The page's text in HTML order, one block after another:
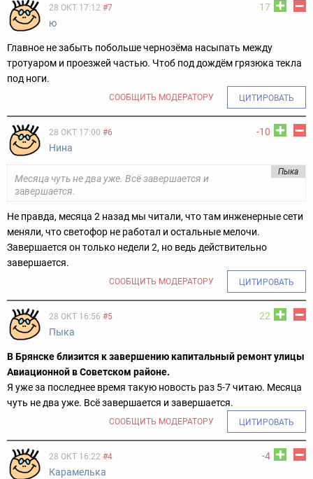
17
28 ОКТ 17:12 #7
ю
Главное не забыть побольше чернозёма насыпать между
тротуаром и проезжей частью. Чтоб под дождём грязюка текла
под ноги.
СООБЩИТЬ МОДЕРАТОРУ ЦИТИРОВАТЬ
-10
28 ОКТ 17:00 #6
Нина
Пыка
Месяца чуть не два уже. Всё завершается и
завершается.
Не правда, месяца 2 назад мы читали, что там инженерные сети
меняли, что светофор не работал и остальные мелочи.
Завершается он только недели 2, но ведь действительно
завершается.
СООБЩИТЬ МОДЕРАТОРУ ЦИТИРОВАТЬ
22
28 ОКТ 16:56 #5
Пыка
В Брянске близится к завершению капитальный ремонт улицы
Авиационной в Советском районе.
Я уже за последнее время такую новость раз 5-7 читаю. Месяца
чуть не два уже. Всё завершается и завершается.
СООБЩИТЬ МОДЕРАТОРУ ЦИТИРОВАТЬ
-4
28 ОКТ 16:22 #4
Карамелька